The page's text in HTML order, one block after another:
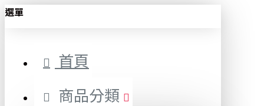
選單
首頁
商品分類